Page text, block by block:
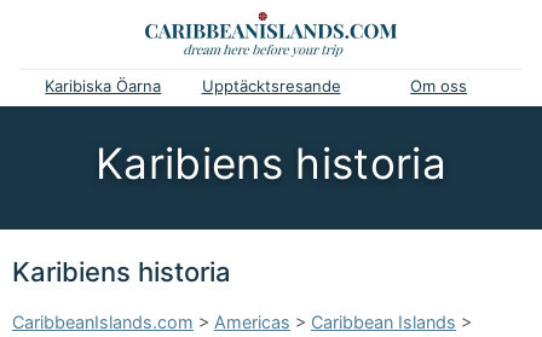
Karibiska Öarna Upptäcktsresande Om oss
Karibiens historia
Karibiens historia
CaribbeanIslands.com > Americas > Caribbean Islands >